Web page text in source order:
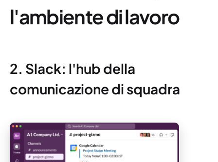
l'ambiente di lavoro
2. Slack: l'hub della
comunicazione di squadra